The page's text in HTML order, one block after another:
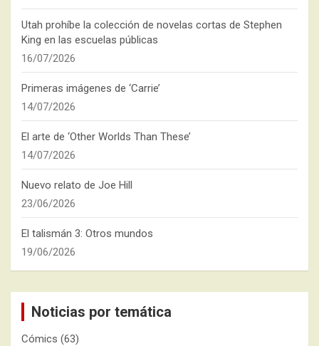
Utah prohíbe la colección de novelas cortas de Stephen
King en las escuelas públicas
16/07/2026
Primeras imágenes de ‘Carrie’
14/07/2026
El arte de ‘Other Worlds Than These’
14/07/2026
Nuevo relato de Joe Hill
23/06/2026
El talismán 3: Otros mundos
19/06/2026
Noticias por temática
Cómics (63)